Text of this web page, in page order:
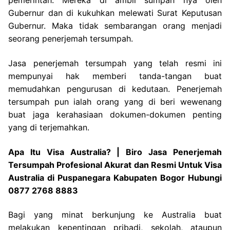
Gubernur dan di kukuhkan melewati Surat Keputusan
Gubernur. Maka tidak sembarangan orang menjadi
seorang penerjemah tersumpah.
Jasa penerjemah tersumpah yang telah resmi ini
mempunyai hak memberi tanda-tangan buat
memudahkan pengurusan di kedutaan. Penerjemah
tersumpah pun ialah orang yang di beri wewenang
buat jaga kerahasiaan dokumen-dokumen penting
yang di terjemahkan.
Apa Itu Visa Australia? | Biro Jasa Penerjemah
Tersumpah Profesional Akurat dan Resmi Untuk Visa
Australia di Puspanegara Kabupaten Bogor Hubungi
0877 2768 8883
Bagi yang minat berkunjung ke Australia buat
melakukan kepentingan pribadi, sekolah, ataupun